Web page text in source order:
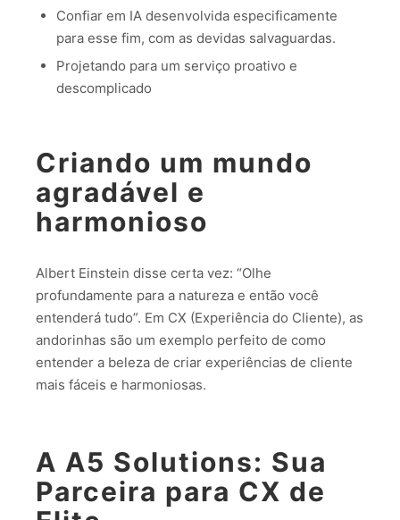
Confiar em IA desenvolvida especificamente
para esse fim, com as devidas salvaguardas.
Projetando para um serviço proativo e
descomplicado
Criando um mundo
agradável e
harmonioso
Albert Einstein disse certa vez: “Olhe
profundamente para a natureza e então você
entenderá tudo”. Em CX (Experiência do Cliente), as
andorinhas são um exemplo perfeito de como
entender a beleza de criar experiências de cliente
mais fáceis e harmoniosas.
A A5 Solutions: Sua
Parceira para CX de